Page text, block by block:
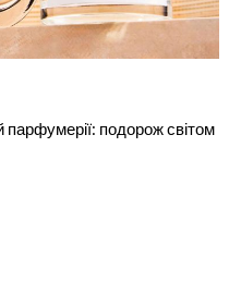
парфумерії: подорож світом